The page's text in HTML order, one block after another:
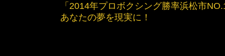
「2014年プロボクシング勝率浜松市
あなたの夢を現実に！